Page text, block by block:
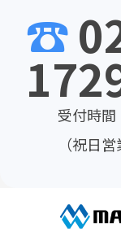
☎
受付時
（祝日